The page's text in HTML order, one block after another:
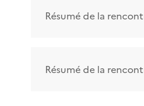
Résumé de la
Résumé de la